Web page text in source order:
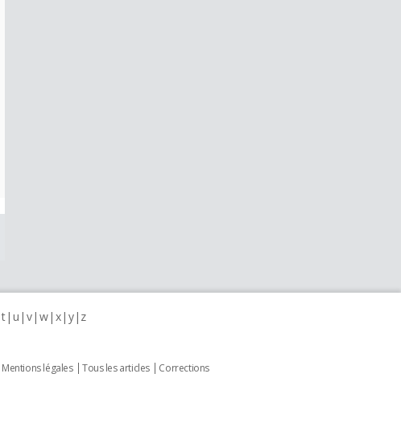
t u v w x y z
Mentions légales Tous les articles
Corrections